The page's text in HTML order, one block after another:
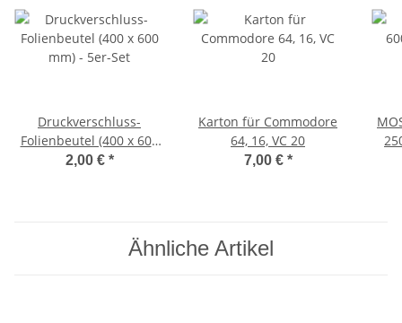
Druckverschluss-
Folienbeutel (400 x 600
mm) - 5er-Set
2,00 € *
Karton für Commodore
64, 16, VC 20
7,00 € *
Ähnliche Artikel